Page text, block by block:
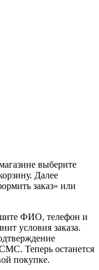
выберите
Далее
заказ» или
ФИО, телефон и
условия заказа.
Теперь останется
покупке.